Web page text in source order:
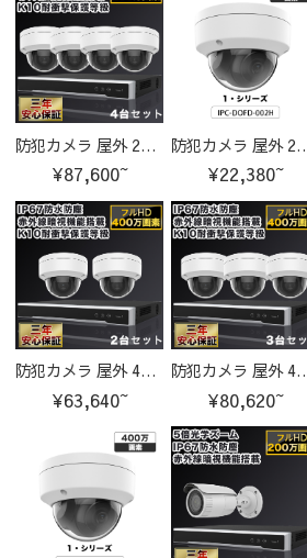
防犯カメラ 屋外 200万画素 固定レンズ2.8mm IP67防塵防水 IPカメラ 4台セット
¥87,600~
防犯カメラ 屋外 200万画素 固定レンズ
¥22,380~
防犯カメラ 屋外 400万画素 固定レンズ2.8mm IP67防塵防水 IPカメラ 2台セット
¥63,640~
防犯カメラ 屋外 400万画素 固定レンズ
¥80,620~